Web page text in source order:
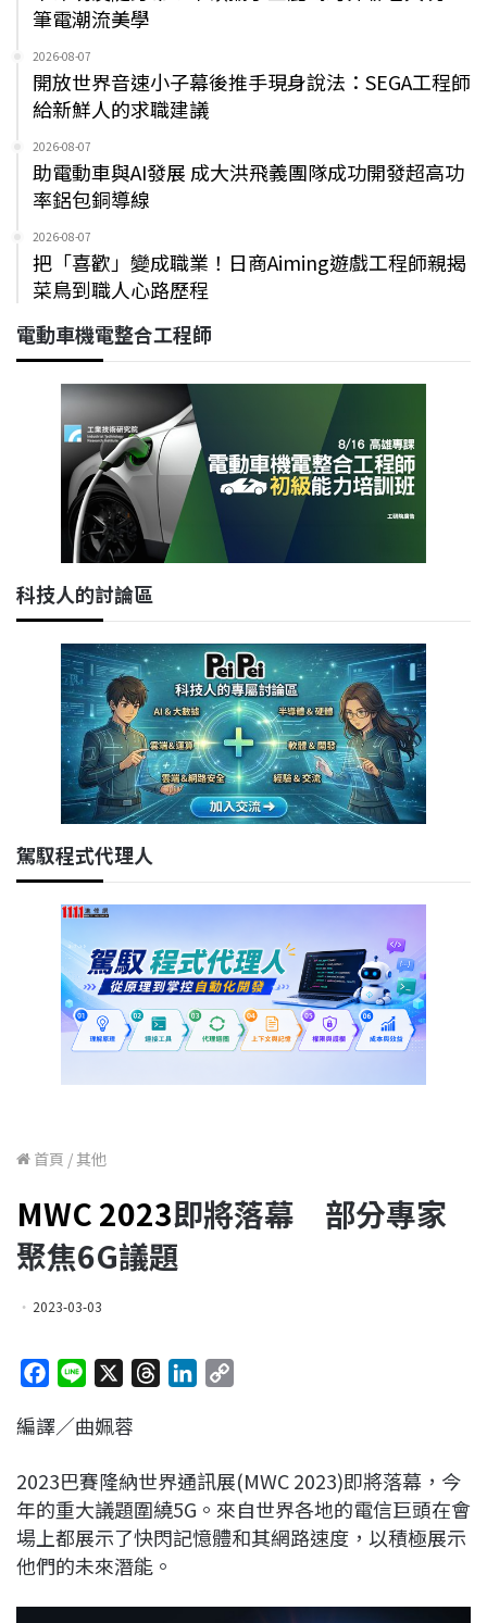
筆電潮流美學
2026-08-07
開放世界音速小子幕後推手現身說法：SEGA工程師
給新鮮人的求職建議
2026-08-07
助電動車與AI發展 成大洪飛義團隊成功開發超高功
率鋁包銅導線
2026-08-07
把「喜歡」變成職業！日商Aiming遊戲工程師親揭
菜鳥到職人心路歷程
電動車機電整合工程師
科技人的討論區
駕馭程式代理人